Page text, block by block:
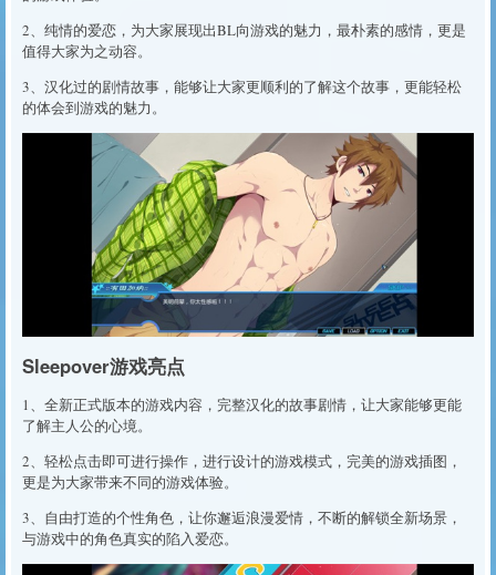
2、纯情的爱恋，为大家展现出BL向游戏的魅力，最朴素的感情，更是
值得大家为之动容。
3、汉化过的剧情故事，能够让大家更顺利的了解这个故事，更能轻松
的体会到游戏的魅力。
Sleepover游戏亮点
1、全新正式版本的游戏内容，完整汉化的故事剧情，让大家能够更能
了解主人公的心境。
2、轻松点击即可进行操作，进行设计的游戏模式，完美的游戏插图，
更是为大家带来不同的游戏体验。
3、自由打造的个性角色，让你邂逅浪漫爱情，不断的解锁全新场景，
与游戏中的角色真实的陷入爱恋。